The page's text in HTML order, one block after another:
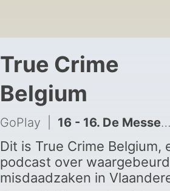
True Crime
Belgium
GoPlay 16 - 16. De Messenmoord
Dit is True Crime Belgium,
podcast over
misdaadzaken in